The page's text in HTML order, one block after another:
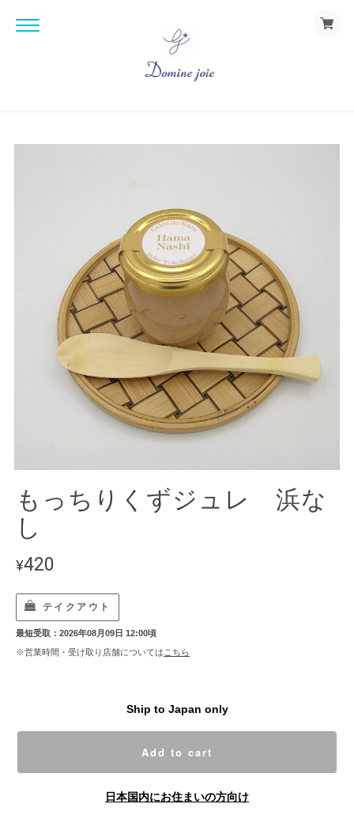
もっちりくずジュレ 浜な
し
¥420
テイクアウト
最短受取：2026年08月09日 12:00頃
※営業時間・受け取り店舗については こちら
Ship to Japan only
Add to cart
日本国内にお住まいの方向け